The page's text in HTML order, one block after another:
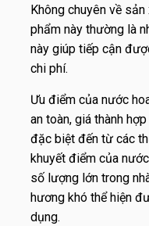
Không chuyên về
phẩm này thường là
này giúp tiếp cận
chi phí.
Ưu điểm của nước
an toàn, giá thành
đặc biệt đến từ các
khuyết điểm của
số lượng lớn trong
hương khó thể hiện
dụng.